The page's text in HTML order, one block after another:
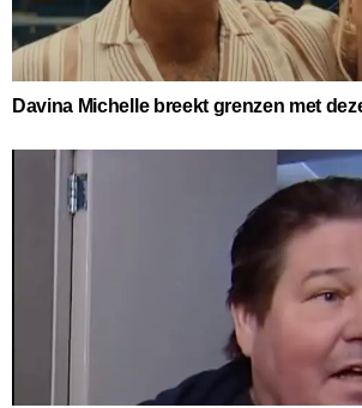
Davina Michelle breekt grenzen met